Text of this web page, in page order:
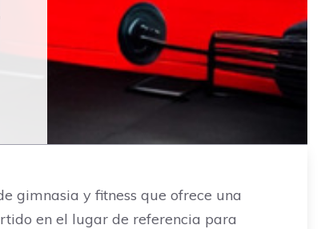
gimnasia y fitness que ofrece una
en el lugar de referencia para